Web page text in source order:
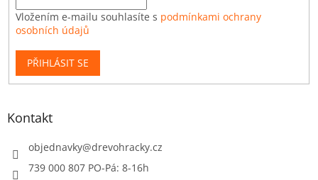
Vložením e-mailu souhlasíte s podmínkami ochrany
osobních údajů
PŘIHLÁSIT SE
Kontakt
objednavky@drevohracky.cz
739 000 807 PO-Pá: 8-16h